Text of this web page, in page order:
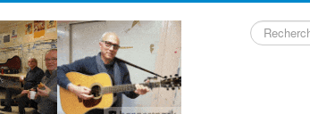
Rechercher